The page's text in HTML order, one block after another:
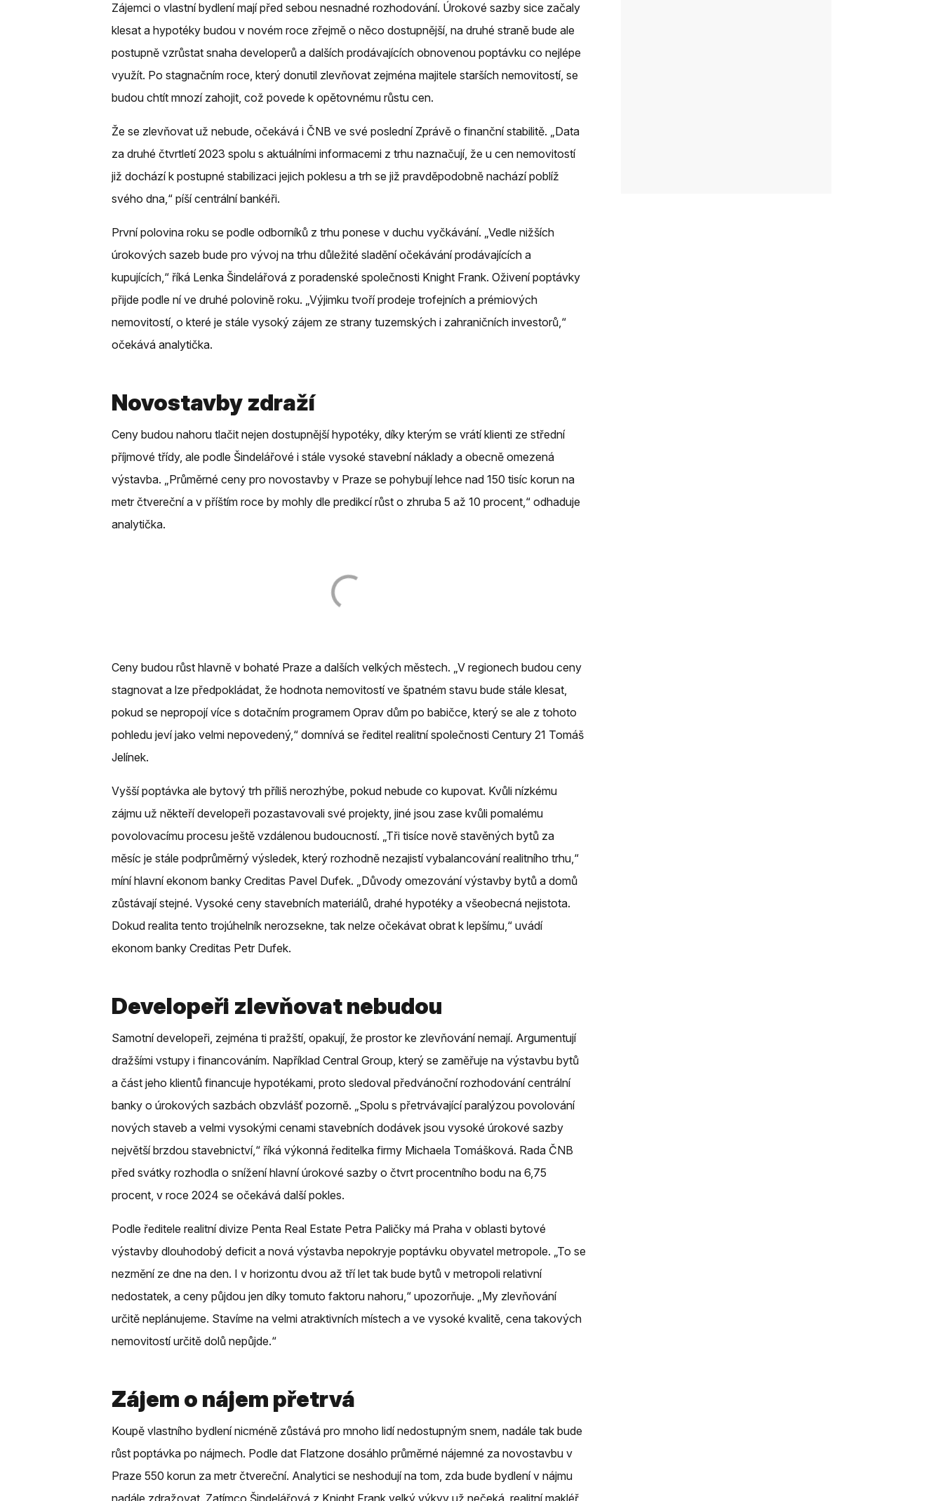
Zájemci o vlastní bydlení mají před sebou nesnadné rozhodování. Úrokové sazby sice začaly
klesat a hypotéky budou v novém roce zřejmě o něco dostupnější, na druhé straně bude ale
postupně vzrůstat snaha developerů a dalších prodávajících obnovenou poptávku co nejlépe
využít. Po stagnačním roce, který donutil zlevňovat zejména majitele starších nemovitostí, se
budou chtít mnozí zahojit, což povede k opětovnému růstu cen.
Že se zlevňovat už nebude, očekává i ČNB ve své poslední Zprávě o finanční stabilitě. „Data
za druhé čtvrtletí 2023 spolu s aktuálními informacemi z trhu naznačují, že u cen nemovitostí
již dochází k postupné stabilizaci jejich poklesu a trh se již pravděpodobně nachází poblíž
svého dna,“ píší centrální bankéři.
První polovina roku se podle odborníků z trhu ponese v duchu vyčkávání. „Vedle nižších
úrokových sazeb bude pro vývoj na trhu důležité sladění očekávání prodávajících a
kupujících,“ říká Lenka Šindelářová z poradenské společnosti Knight Frank. Oživení poptávky
přijde podle ní ve druhé polovině roku. „Výjimku tvoří prodeje trofejních a prémiových
nemovitostí, o které je stále vysoký zájem ze strany tuzemských i zahraničních investorů,“
očekává analytička.
Novostavby zdraží
Ceny budou nahoru tlačit nejen dostupnější hypotéky, díky kterým se vrátí klienti ze střední
příjmové třídy, ale podle Šindelářové i stále vysoké stavební náklady a obecně omezená
výstavba. „Průměrné ceny pro novostavby v Praze se pohybují lehce nad 150 tisíc korun na
metr čtvereční a v příštím roce by mohly dle predikcí růst o zhruba 5 až 10 procent,“ odhaduje
analytička.
Ceny budou růst hlavně v bohaté Praze a dalších velkých městech. „V regionech budou ceny
stagnovat a lze předpokládat, že hodnota nemovitostí ve špatném stavu bude stále klesat,
pokud se nepropojí více s dotačním programem Oprav dům po babičce, který se ale z tohoto
pohledu jeví jako velmi nepovedený,“ domnívá se ředitel realitní společnosti Century 21 Tomáš
Jelínek.
Vyšší poptávka ale bytový trh příliš nerozhýbe, pokud nebude co kupovat. Kvůli nízkému
zájmu už někteří developeři pozastavovali své projekty, jiné jsou zase kvůli pomalému
povolovacímu procesu ještě vzdálenou budoucností. „Tři tisíce nově stavěných bytů za
měsíc je stále podprůměrný výsledek, který rozhodně nezajistí vybalancování realitního trhu,“
míní hlavní ekonom banky Creditas Pavel Dufek. „Důvody omezování výstavby bytů a domů
zůstávají stejné. Vysoké ceny stavebních materiálů, drahé hypotéky a všeobecná nejistota.
Dokud realita tento trojúhelník nerozsekne, tak nelze očekávat obrat k lepšímu,“ uvádí
ekonom banky Creditas Petr Dufek.
Developeři zlevňovat nebudou
Samotní developeři, zejména ti pražští, opakují, že prostor ke zlevňování nemají. Argumentují
dražšími vstupy i financováním. Například Central Group, který se zaměřuje na výstavbu bytů
a část jeho klientů financuje hypotékami, proto sledoval předvánoční rozhodování centrální
banky o úrokových sazbách obzvlášť pozorně. „Spolu s přetrvávající paralýzou povolování
nových staveb a velmi vysokými cenami stavebních dodávek jsou vysoké úrokové sazby
největší brzdou stavebnictví,“ říká výkonná ředitelka firmy Michaela Tomášková. Rada ČNB
před svátky rozhodla o snížení hlavní úrokové sazby o čtvrt procentního bodu na 6,75
procent, v roce 2024 se očekává další pokles.
Podle ředitele realitní divize Penta Real Estate Petra Paličky má Praha v oblasti bytové
výstavby dlouhodobý deficit a nová výstavba nepokryje poptávku obyvatel metropole. „To se
nezmění ze dne na den. I v horizontu dvou až tří let tak bude bytů v metropoli relativní
nedostatek, a ceny půjdou jen díky tomuto faktoru nahoru,“ upozorňuje. „My zlevňování
určitě neplánujeme. Stavíme na velmi atraktivních místech a ve vysoké kvalitě, cena takových
nemovitostí určitě dolů nepůjde.“
Zájem o nájem přetrvá
Koupě vlastního bydlení nicméně zůstává pro mnoho lidí nedostupným snem, nadále tak bude
růst poptávka po nájmech. Podle dat Flatzone dosáhlo průměrné nájemné za novostavbu v
Praze 550 korun za metr čtvereční. Analytici se neshodují na tom, zda bude bydlení v nájmu